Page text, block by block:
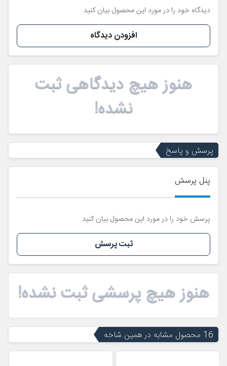
دیدگاه خود را در مورد این محصول بیان کنید
افزودن دیدگاه
هنوز هیچ دیدگاهی ثبت
نشده!
پرسش و پاسخ
پنل پرسش
پرسش خود را در مورد این محصول بیان کنید
ثبت پرسش
هنوز هیچ پرسشی ثبت نشده!
16 محصول مشابه در همین شاخه